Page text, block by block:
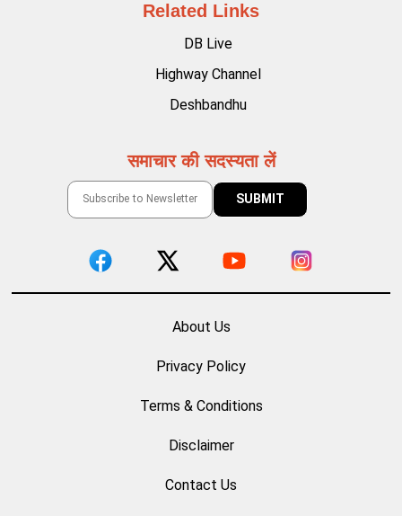
Related Links
DB Live
Highway Channel
Deshbandhu
समाचार की सदस्यता लें
About Us
Privacy Policy
Terms & Conditions
Disclaimer
Contact Us